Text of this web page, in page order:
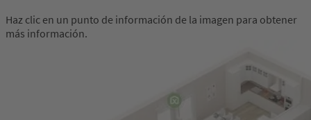
Haz clic en un punto de información de la imagen para obtener
más información.